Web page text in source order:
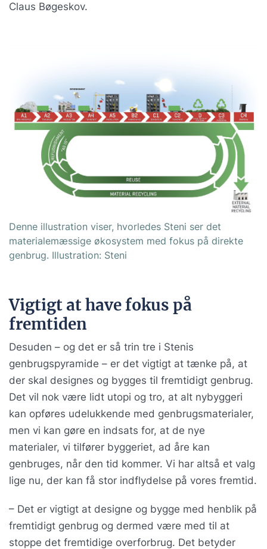
Claus Bøgeskov.
Denne illustration viser, hvorledes Steni ser det
materialemæssige økosystem med fokus på direkte
genbrug. Illustration: Steni
Vigtigt at have fokus på
fremtiden
Desuden – og det er så trin tre i Stenis
genbrugspyramide – er det vigtigt at tænke på, at
der skal designes og bygges til fremtidigt genbrug.
Det vil nok være lidt utopi og tro, at alt nybyggeri
kan opføres udelukkende med genbrugsmaterialer,
men vi kan gøre en indsats for, at de nye
materialer, vi tilfører byggeriet, ad åre kan
genbruges, når den tid kommer. Vi har altså et valg
lige nu, der kan få stor indflydelse på vores fremtid.
– Det er vigtigt at designe og bygge med henblik på
fremtidigt genbrug og dermed være med til at
stoppe det fremtidige overforbrug. Det betyder